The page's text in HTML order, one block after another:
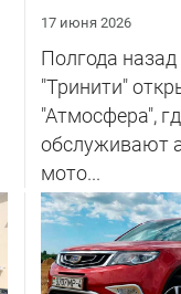
17 июня 2026
Полгода
"Тринити"
"Атмосфера",
обслуживают
мото...